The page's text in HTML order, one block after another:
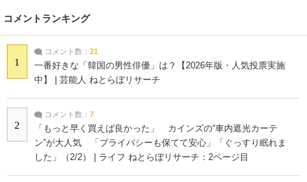
コメントランキング
1
コメント数： 21
一番好きな「韓国の男性俳優」は？【2026年版・人気投票実施
中】 | 芸能人 ねとらぼリサーチ
2
コメント数： 7
「もっと早く買えば良かった」 カインズの“車内遮光カーテ
ン”が大人気 「プライバシーも保てて安心」「ぐっすり眠れま
した」（2/2） | ライフ ねとらぼリサーチ：2ページ目